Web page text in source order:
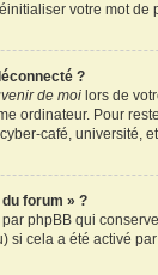
votre mot
?
de moi lors de
ordinateur. Pour
café, université,
forum » ?
phpBB qui
si cela a été activé